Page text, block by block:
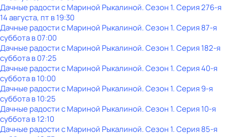
Дачные радости с Мариной Рыкалиной. Сезон 1. Серия 276-я
14 августа, пт в 19:30
Дачные радости с Мариной Рыкалиной. Сезон 1. Серия 87-я
субботав07:00
Дачные радости с Мариной Рыкалиной. Сезон 1. Серия 182-я
субботав07:25
Дачные радости с Мариной Рыкалиной. Сезон 1. Серия 40-я
субботав10:00
Дачные радости с Мариной Рыкалиной. Сезон 1. Серия 9-я
субботав10:25
Дачные радости с Мариной Рыкалиной. Сезон 1. Серия 10-я
субботав12:10
Дачные радости с Мариной Рыкалиной. Сезон 1. Серия 85-я